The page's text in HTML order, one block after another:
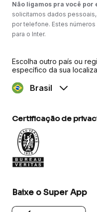
Não ligamos pra você por
solicitamos dados
por telefone. Estes
para o Inter.
Escolha outro país ou
específico da sua
Brasil
Certificação de
Baixe o Super App